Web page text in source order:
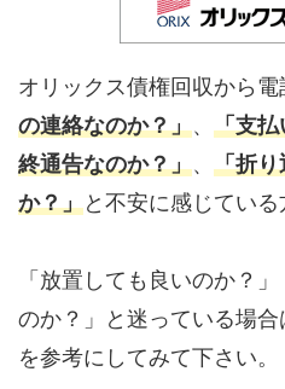
オリックス債権回収から電
の連絡なのか？」、 「支払
終通告なのか？」、 「折り
か？」と不安に感じている
「放置しても良いのか？
のか？」と迷っている場
を参考にしてみて下さい。